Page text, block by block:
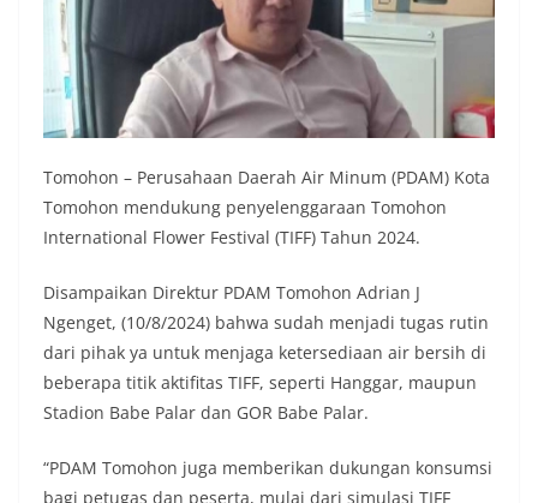
Tomohon – Perusahaan Daerah Air Minum (PDAM) Kota
Tomohon mendukung penyelenggaraan Tomohon
International Flower Festival (TIFF) Tahun 2024.
Disampaikan Direktur PDAM Tomohon Adrian J
Ngenget, (10/8/2024) bahwa sudah menjadi tugas rutin
dari pihak ya untuk menjaga ketersediaan air bersih di
beberapa titik aktifitas TIFF, seperti Hanggar, maupun
Stadion Babe Palar dan GOR Babe Palar.
“PDAM Tomohon juga memberikan dukungan konsumsi
bagi petugas dan peserta, mulai dari simulasi TIFF